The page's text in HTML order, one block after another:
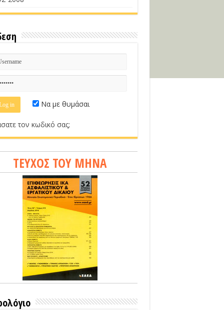
Να με θυμάσαι
τον κωδικό σας;
ΤΕΥΧΟΣ ΤΟΥ ΜΗΝΑ